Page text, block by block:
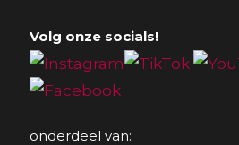
Volg onze socials!
onderdeel van: